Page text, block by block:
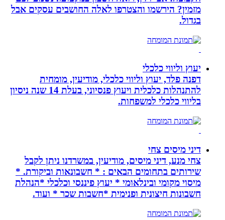
מזמין? הירשמו והצטרפו לאלה החושבים עסקים אבל
בגדול.
יעוץ וליווי כלכלי
דפנה פלד, יעוץ וליווי כלכלי, מודיעין, מומחית
להתנהלות כלכלית ויעוץ פנסיוני, בעלת 14 שנה ניסיון
בליווי כלכלי למשפחות.
דיני מיסים צחי
צחי מנע, דיני מיסים, מודיעין, במשרדנו ניתן לקבל
שירותים בתחומים הבאים : * חשבונאות וביקורת. *
מיסוי מקומי ובינלאומי * יעוץ פיננסי וכלכלי *הנהלת
חשבונות חיצונית ופנימית *חשבות שכר * ועוד.